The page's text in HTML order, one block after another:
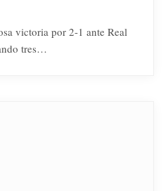
victoria por 2-1 ante Real
tres…